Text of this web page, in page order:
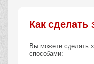
Как сделать
Вы можете сделать
способами: